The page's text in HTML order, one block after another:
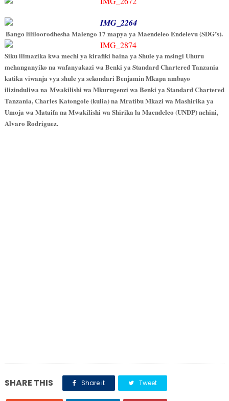
Bango lililoorodhesha Malengo 17 mapya ya Maendeleo Endelevu (SDG’s).
Siku ilimazika kwa mechi ya kirafiki baina ya Shule ya msingi Uhuru
mchanganyiko na wafanyakazi wa Benki ya Standard Chartered Tanzania
katika viwanja vya shule ya sekondari Benjamin Mkapa ambayo
ilizinduliwa na Mwakilishi wa Mkurugenzi wa Benki ya Standard Chartered
Tanzania, Charles Katongole (kulia) na Mratibu Mkazi wa Mashirika ya
Umoja wa Mataifa na Mwakilishi wa Shirika la Maendeleo (UNDP) nchini,
Alvaro Rodriguez.
SHARE THIS Share it Tweet